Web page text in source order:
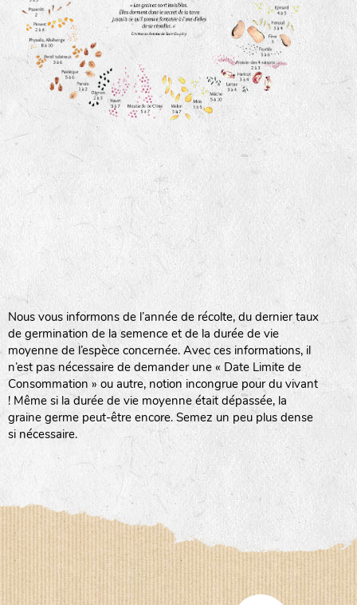
BINGENHEIMER SAATGUT (BGH)
www.bingenheimersaatgut.de
DE BOLSTER (DBO)
www.bolster.nl
GRAINE DEL PAÏS (GDP)
www.grainesdelpais.com
JARDIN EN’VIE (JEV)
LA BOITE A GRAINES (LBAG)
Nous vous informons de l’année de récolte, du dernier taux
de germination de la semence et de la durée de vie
moyenne de l’espèce concernée. Avec ces informations, il
n’est pas nécessaire de demander une « Date Limite de
Consommation » ou autre, notion incongrue pour du vivant
! Même si la durée de vie moyenne était dépassée, la
graine germe peut-être encore. Semez un peu plus dense
si nécessaire.
LA RÉFÉRENCE : 20BPA1A (en haut à gauche)
F : Fleurs.
Les autres catégories étant :
: Engrais vert
: Légumes
: Aromatiques
BEL : Code de la variété
(Ici Belle de nuit)
(ici 2020)
BPA : Initiales du producteur ou du fournisseur de la
semence.
1 : Numéro d’ordre du lot
A : Sans calibre.
G: Gros
M : Moyen calibre
P: Petit calibre
Légumes feuilles
Légumes racines
Plantes aromatiques